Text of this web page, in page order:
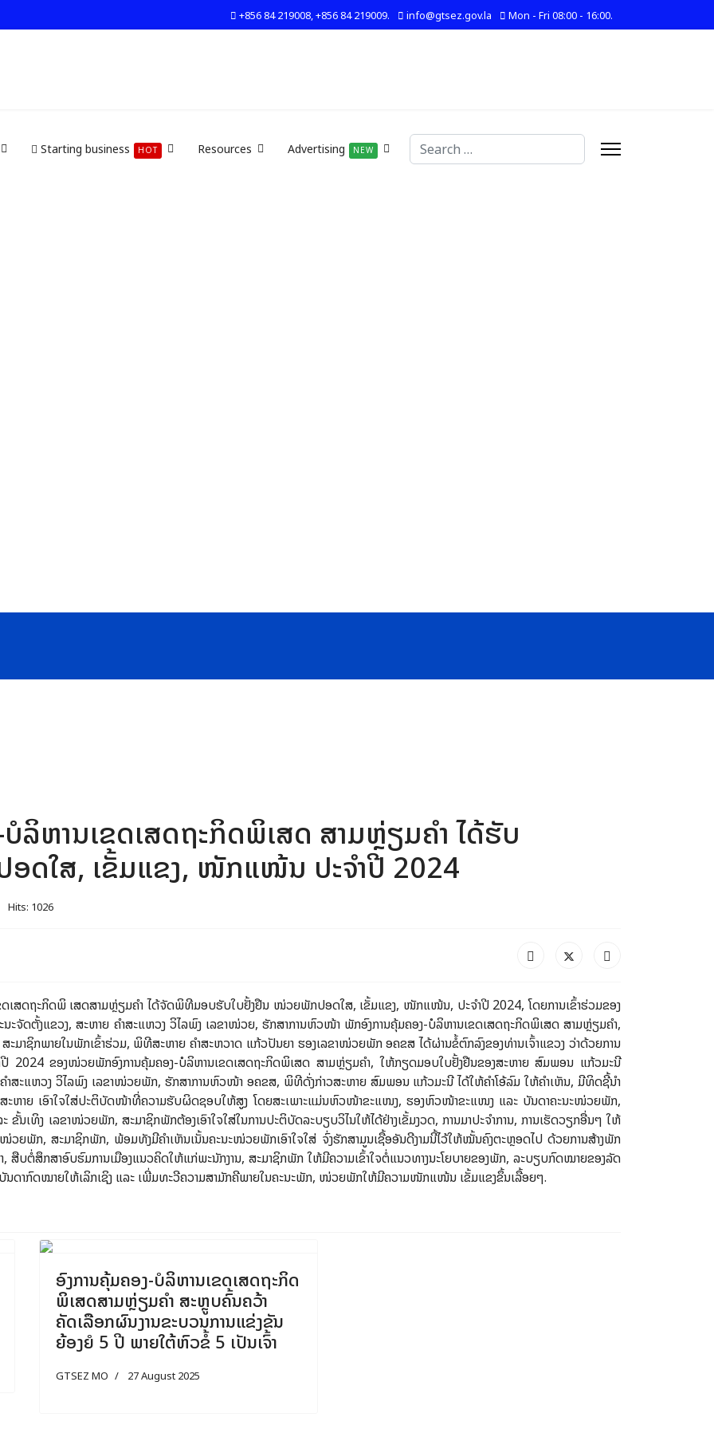
+856 84 219008, +856 84 219009. info@gtsez.gov.la Mon - Fri 08:00 - 16:00.
Starting business HOT Resources Advertising NEW Search
ຫານເຂດເສດຖະກິດພິເສດ ສາມຫຼ່ຽມຄຳ ໄດ້ຮັບ
ດໃສ, ເຂັ້ມແຂງ, ໜັກແໜ້ນ ປະຈຳປີ 2024
Hits: 1026
ສດຖະກິດພິ ເສດສາມຫຼ່ຽມຄຳ ໄດ້ຈັດພິທີມອບຮັບໃບຢັ້ງຢືນ ໜ່ວຍພັກປອດໃສ, ເຂັ້ມແຂງ, ໜັກແໜ້ນ, ປະຈຳປີ 2024, ໂດຍການເຂົ້າຮ່ວມຂອງ
ຈັດຕັ້ງແຂວງ, ສະຫາຍ ຄຳສະແຫວງ ວິໄລພົງ ເລຂາໜ່ວຍ, ຮັກສາການຫົວໜ້າ ພັກອົງການຄຸ້ມຄອງ-ບໍລິຫານເຂດເສດຖະກິດພິເສດ ສາມຫຼ່ຽມຄຳ,
ມາຊິກພາຍໃນພັກເຂົ້າຮ່ວມ, ພິທີສະຫາຍ ຄຳສະຫວາດ ແກ້ວປັນຍາ ຮອງເລຂາໜ່ວຍພັກ ອຄຂສ ໄດ້ຜ່ານຂໍ້ຕົກລົງຂອງທ່ານເຈົ້າແຂວງ ວ່າດ້ວຍການ
ຂອງໜ່ວຍພັກອົງການຄຸ້ມຄອງ-ບໍລິຫານເຂດເສດຖະກິດພິເສດ ສາມຫຼ່ຽມຄຳ, ໃຫ້ກຽດມອບໃບຢັ້ງຢືນຂອງສະຫາຍ ສົມພອນ ແກ້ວມະນີ
ຳສະແຫວງ ວິໄລພົງ ເລຂາໜ່ວຍພັກ, ຮັກສາການຫົວໜ້າ ອຄຂສ, ພິທີດັ່ງກ່າວສະຫາຍ ສົມພອນ ແກ້ວມະນີ ໄດ້ໃຫ້ຄຳໂອ້ລົມ ໃຫ້ຄຳເຫັນ, ມີທິດຊີ້ນຳ
ຫາຍ ເອົາໃຈໃສ່ປະຕິບັດໜ້າທີ່ຄວາມຮັບຜິດຊອບໃຫ້ສູງ ໂດຍສະເພາະແມ່ນຫົວໜ້າຂະແໜງ, ຮອງຫົວໜ້າຂະແໜງ ແລະ ບັນດາຄະນະໜ່ວຍພັກ,
ນເທິງ ເລຂາໜ່ວຍພັກ, ສະມາຊິກພັກຕ້ອງເອົາໃຈໃສ່ໃນການປະຕິບັດລະບຽບວິໄນໃຫ້ໄດ້ຢ່າງເຂັ້ມງວດ, ການມາປະຈຳການ, ການເຮັດວຽກອື່ນໆ ໃຫ້
ວຍພັກ, ສະມາຊິກພັກ, ພ້ອມທັງມີຄໍາເຫັນເນັ້ນຄະນະໜ່ວຍພັກເອົາໃຈໃສ່ ຈົ່ງຮັກສາມູນເຊື້ອອັນດີງາມນີ້ໄວ້ໃຫ້ໝັ້ນຄົງຕະຫຼອດໄປ ດ້ວຍການສ້າງພັກ
ບຕໍ່ສຶກສາອົບຮົມການເມືອງແນວຄິດໃຫ້ແກ່ພະນັກງານ, ສະມາຊິກພັກ ໃຫ້ມີຄວາມເຂົ້າໃຈຕໍ່ແນວທາງນະໂຍບາຍຂອງພັກ, ລະບຽບກົດໝາຍຂອງລັດ
ນດາກົດໝາຍໃຫ້ເລິກເຊິງ ແລະ ເພີ່ມທະວີຄວາມສາມັກຄີພາຍໃນຄະນະພັກ, ໜ່ວຍພັກໃຫ້ມີຄວາມໜັກແໜ້ນ ເຂັ້ມແຂງຂຶ້ນເລື້ອຍໆ.
ອົງການຄຸ້ມຄອງ-ບໍລິຫານເຂດເສດຖະກິດ
ພິເສດສາມຫຼ່ຽມຄຳ ສະຫຼູບຄົ້ນຄວ້າ
ຄັດເລືອກຜົນງານຂະບວນການແຂ່ງຂັນ
ຍ້ອງຍໍ 5 ປີ ພາຍໃຕ້ຫົວຂໍ້ 5 ເປັນເຈົ້າ
GTSEZ MO 27 August 2025